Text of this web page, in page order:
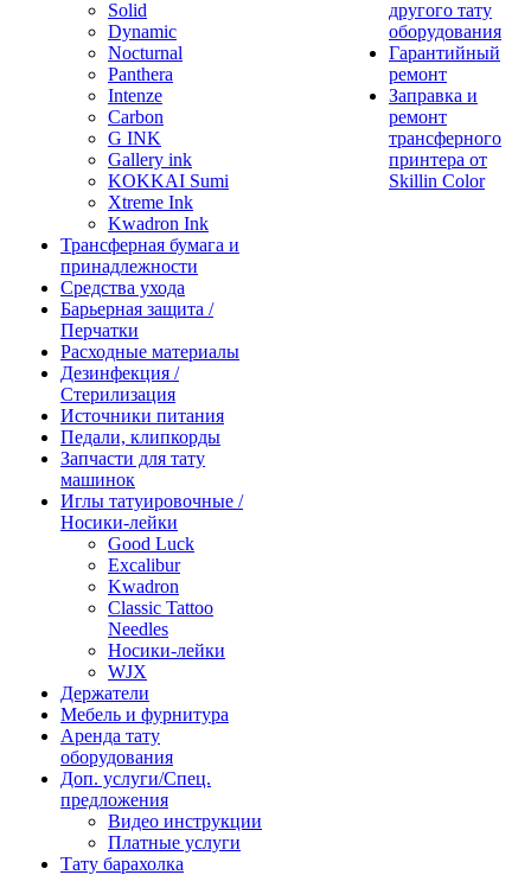
Solid
Dynamic
Nocturnal
Panthera
Intenze
Carbon
G INK
Gallery ink
KOKKAI Sumi
Xtreme Ink
Kwadron Ink
Трансферная бумага и
принадлежности
Средства ухода
Барьерная защита /
Перчатки
Расходные материалы
Дезинфекция /
Стерилизация
Источники питания
Педали, клипкорды
Запчасти для тату
машинок
Иглы татуировочные /
Носики-лейки
Good Luck
Excalibur
Kwadron
Classic Tattoo
Needles
Носики-лейки
WJX
Держатели
Мебель и фурнитура
Аренда тату
оборудования
Доп. услуги/Спец.
предложения
Видео инструкции
Платные услуги
Тату барахолка
другого тату
оборудования
Гарантийный
ремонт
Заправка и
ремонт
трансферного
принтера от
Skillin Color